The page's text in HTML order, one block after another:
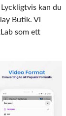
kan du
Butik. Vi
som ett